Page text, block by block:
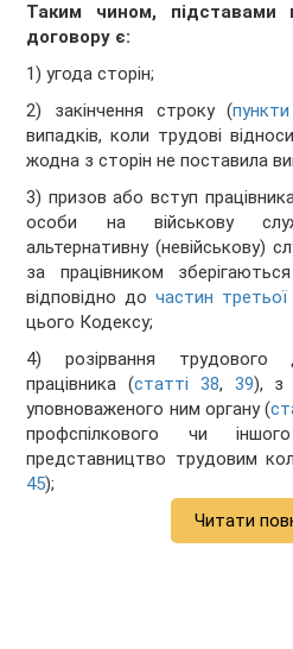
Таким чином, підставами
договору є:
1) угода сторін;
2) закінчення строку (
випадків, коли трудові
жодна з сторін не поставила
3) призов або вступ
особи на військову
альтернативну (невійськову)
за працівником
відповідно до частин
цього Кодексу;
4) розірвання трудового
працівника (статті 38, 39), з
уповноваженого ним органу (
профспілкового чи
представництво трудовим
45);
Читати